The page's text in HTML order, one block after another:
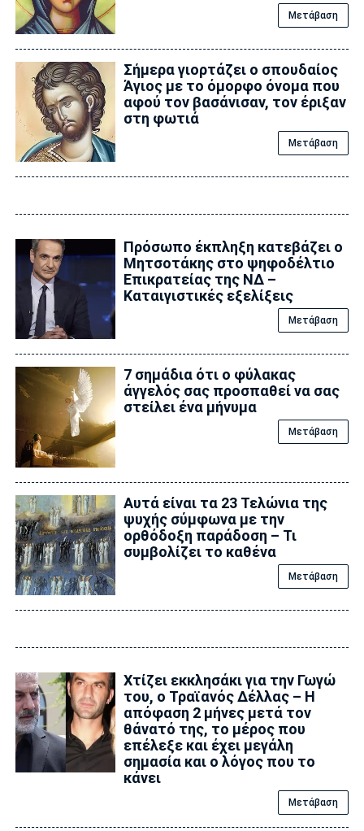
Μετάβαση
Σήμερα γιορτάζει ο σπουδαίος
Άγιος με το όμορφο όνομα που
αφού τον βασάνισαν, τον έριξαν
στη φωτιά
Μετάβαση
Πρόσωπο έκπληξη κατεβάζει ο
Μητσοτάκης στο ψηφοδέλτιο
Επικρατείας της ΝΔ –
Καταιγιστικές εξελίξεις
Μετάβαση
7 σημάδια ότι ο φύλακας
άγγελός σας προσπαθεί να σας
στείλει ένα μήνυμα
Μετάβαση
Αυτά είναι τα 23 Τελώνια της
ψυχής σύμφωνα με την
ορθόδοξη παράδοση – Τι
συμβολίζει το καθένα
Μετάβαση
Xτίζει εκκλησάκι για την Γωγώ
του, ο Τραϊανός Δέλλας – Η
απόφαση 2 μήνες μετά τον
θάνατό της, το μέρος που
επέλεξε και έχει μεγάλη
σημασία και ο λόγος που το
κάνει
Μετάβαση